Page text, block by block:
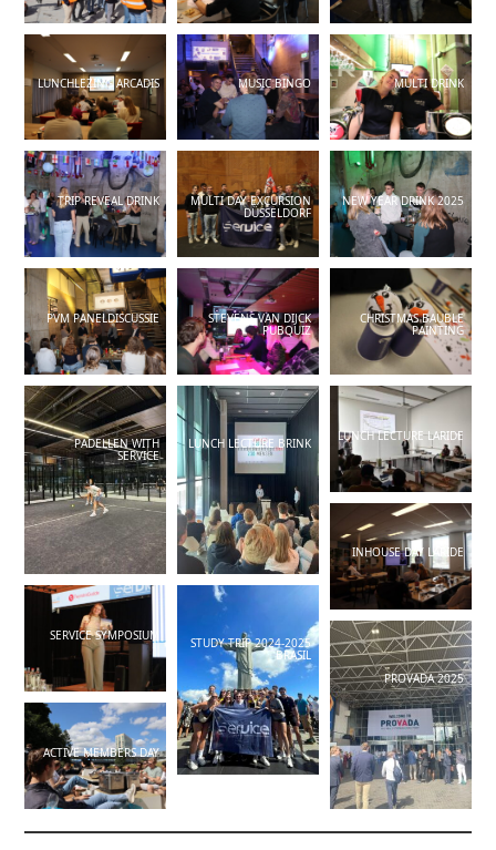
LUNCHLEZING ARCADIS MUSIC BINGO MULTI DRINK
TRIP REVEAL DRINK MULTI DAY EXCURSION
DÜSSELDORF
NEW YEAR DRINK 2025
PVM PANELDISCUSSIE STEVENS VAN DIJCK
PUBQUIZ
CHRISTMAS BAUBLE
PAINTING
PADELLEN WITH
SERVICE
LUNCH LECTURE BRINK
LUNCH LECTURE LARIDE
INHOUSE DAY LARIDE
SERVICE SYMPOSIUM
STUDY TRIP 2024-2025
BRASIL
PROVADA 2025
ACTIVE MEMBERS DAY